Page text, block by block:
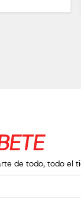
de todo, todo el